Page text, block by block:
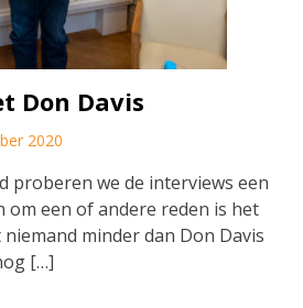
Don Davis
2020
proberen we de interviews een
om een of andere reden is het
minder dan Don Davis
[…]